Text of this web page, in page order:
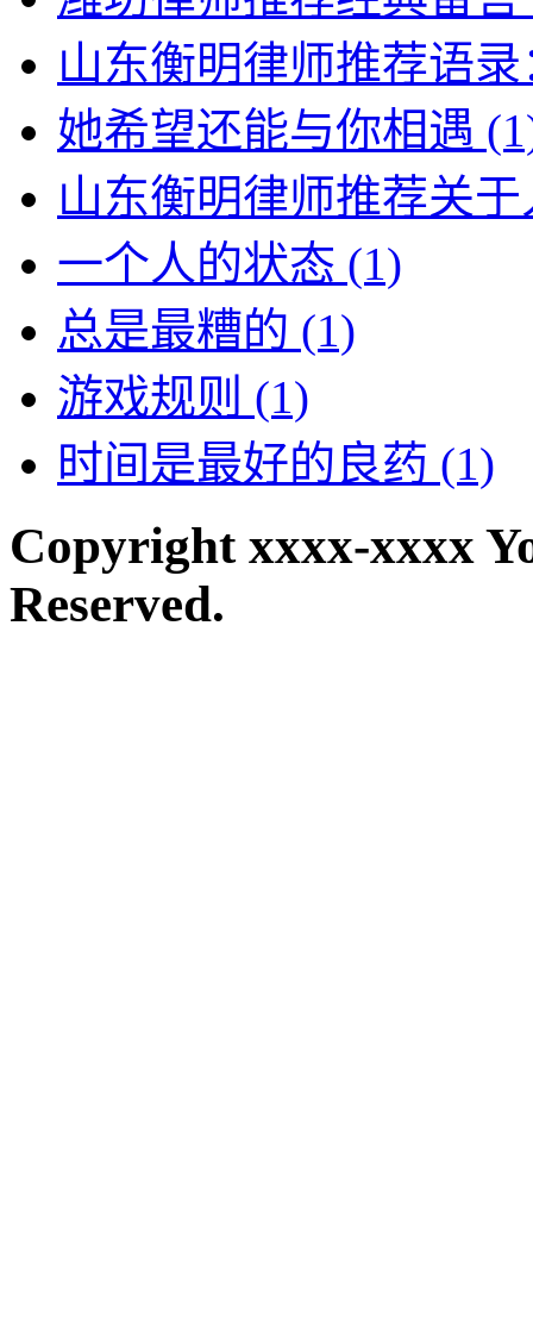
山东衡明律师推荐语
她希望还能与你相遇
山东衡明律师推荐关
一个人的状态 (1)
总是最糟的 (1)
游戏规则 (1)
时间是最好的良药 (1)
Copyright xxxx-xxxx
Reserved.